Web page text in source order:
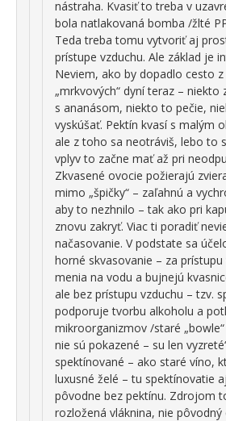
nástraha. Kvasiť to treba v
bola natlakovaná bomba /žlté
Teda treba tomu vytvoriť aj
prístupe vzduchu. Ale základ je
Neviem, ako by dopadlo cesto
„mrkvových“ dyní teraz –
s ananásom, niekto to pečie,
vyskúšať. Pektín kvasí s malým
ale z toho sa neotráviš, lebo to
vplyv to začne mať až pri
Zkvasené ovocie požierajú
mimo „špičky“ – zaľahnú a
aby to nezhnilo – tak ako pri
znovu zakryť. Viac ti poradiť
načasovanie. V podstate sa
horné skvasovanie – za
menia na vodu a bujnejú
ale bez prístupu vzduchu – tzv.
podporuje tvorbu alkoholu a
mikroorganizmov /staré
nie sú pokazené – su len
spektínované – ako staré víno,
luxusné želé – tu spektínovatie
pôvodne bez pektínu. Zdrojom
rozložená vláknina, nie pôvodný